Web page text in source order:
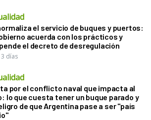
el servicio de buques y puertos:
acuerda con los prácticos y
el decreto de desregulación
días
por el conflicto naval que impacta al
lo que cuesta tener un buque parado y
de que Argentina pase a ser "país